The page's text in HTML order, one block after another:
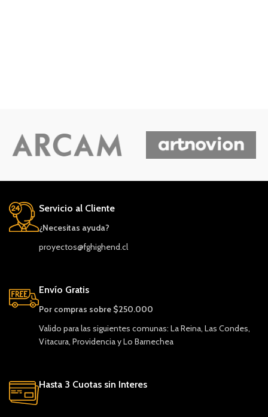
Servicio al Cliente
¿Necesitas ayuda?
proyectos@fghighend.cl
Envío Gratis
Por compras sobre $250.000
Valido para las siguientes comunas: La Reina, Las Condes,
Vitacura, Providencia y Lo Barnechea
Hasta 3 Cuotas sin Interes